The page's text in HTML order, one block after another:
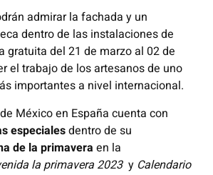
admirar la fachada y un
dentro de las instalaciones de
gratuita del 21 de marzo al 02 de
el trabajo de los artesanos de uno
importantes a nivel internacional.
México en España cuenta con
especialesdentro de su
de la primavera en la
la primavera 2023 y Calendario